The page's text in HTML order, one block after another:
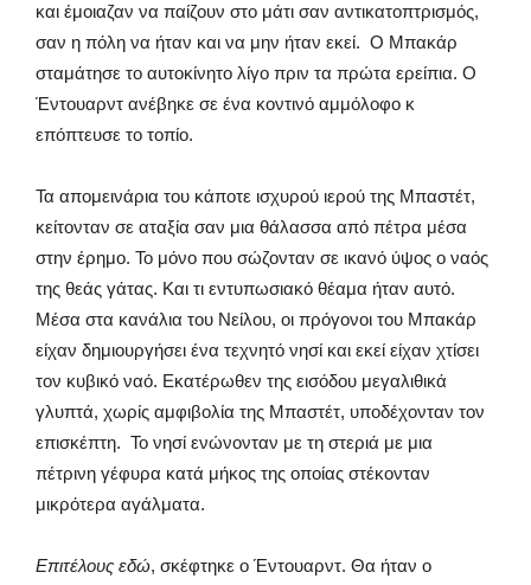
και έμοιαζαν να παίζουν στο μάτι σαν αντικατοπτρισμός,
σαν η πόλη να ήταν και να μην ήταν εκεί. Ο Μπακάρ
σταμάτησε το αυτοκίνητο λίγο πριν τα πρώτα ερείπια. Ο
Έντουαρντ ανέβηκε σε ένα κοντινό αμμόλοφο κ
επόπτευσε το τοπίο.
Τα απομεινάρια του κάποτε ισχυρού ιερού της Μπαστέτ,
κείτονταν σε αταξία σαν μια θάλασσα από πέτρα μέσα
στην έρημο. Το μόνο που σώζονταν σε ικανό ύψος ο ναός
της θεάς γάτας. Και τι εντυπωσιακό θέαμα ήταν αυτό.
Μέσα στα κανάλια του Νείλου, οι πρόγονοι του Μπακάρ
είχαν δημιουργήσει ένα τεχνητό νησί και εκεί είχαν χτίσει
τον κυβικό ναό. Εκατέρωθεν της εισόδου μεγαλιθικά
γλυπτά, χωρίς αμφιβολία της Μπαστέτ, υποδέχονταν τον
επισκέπτη. Το νησί ενώνονταν με τη στεριά με μια
πέτρινη γέφυρα κατά μήκος της οποίας στέκονταν
μικρότερα αγάλματα.
Επιτέλους εδώ, σκέφτηκε ο Έντουαρντ. Θα ήταν ο